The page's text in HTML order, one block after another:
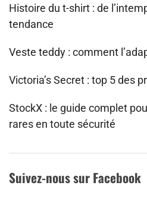
Histoire du t-shirt : de
tendance
Veste teddy : comment
Victoria’s Secret : top 5 des
StockX : le guide complet
rares en toute sécurité
Suivez-nous sur Facebook